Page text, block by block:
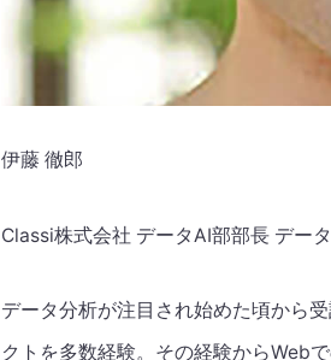
伊藤 徹郎
Classi株式会社 データAI部部長 デー
データ分析が注目され始めた頃から
クトを多数経験。その経験からWeb